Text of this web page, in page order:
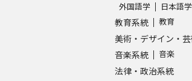
外国語学 日本語学
教育系統 教育
美術・デザイン・
音楽系統 音楽
法律・政治系統